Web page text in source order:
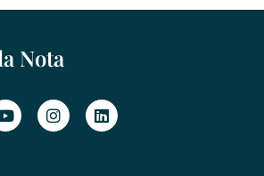
Nota